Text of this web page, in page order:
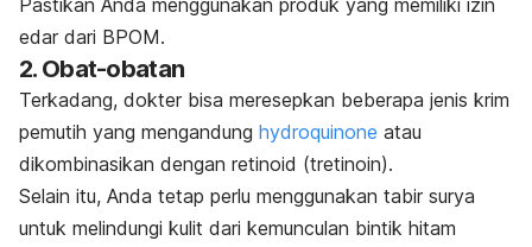
Pastikan Anda menggunakan produk yang memiliki izin
edar dari BPOM.
2. Obat-obatan
Terkadang, dokter bisa meresepkan beberapa jenis krim
pemutih yang mengandung hydroquinone atau
dikombinasikan dengan retinoid (tretinoin).
Selain itu, Anda tetap perlu menggunakan tabir surya
untuk melindungi kulit dari kemunculan bintik hitam